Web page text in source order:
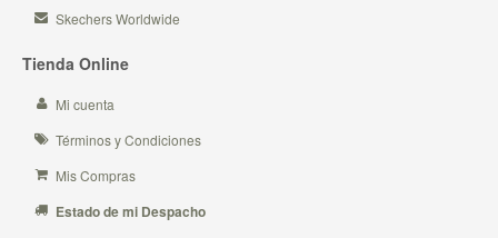
Skechers Worldwide
Tienda Online
Mi cuenta
Términos y Condiciones
Mis Compras
Estado de mi Despacho